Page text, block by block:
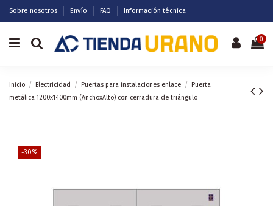
Sobre nosotros Envío FAQ Información técnica
0
Inicio Electricidad Puertas para instalaciones enlace
Puerta
metálica 1200x1400mm (AnchoxAlto) con cerradura de triángulo
-30%